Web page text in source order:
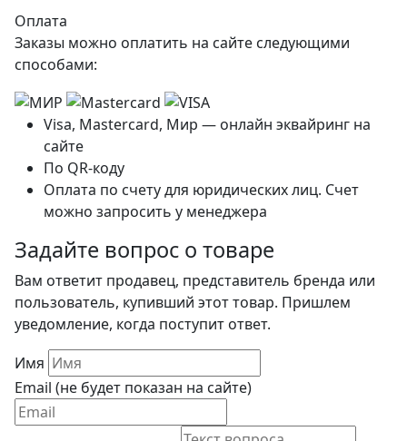
Оплата
Заказы можно оплатить на сайте следующими
способами:
Visa, Mastercard, Мир — онлайн эквайринг на
сайте
По QR-коду
Оплата по счету для юридических лиц. Счет
можно запросить у менеджера
Задайте вопрос о товаре
Вам ответит продавец, представитель бренда или
пользователь, купивший этот товар. Пришлем
уведомление, когда поступит ответ.
Имя
Email (не будет показан на сайте)